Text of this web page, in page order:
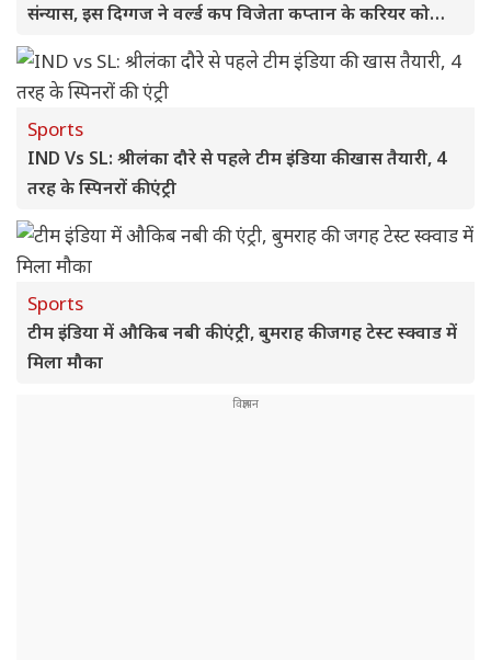
संन्यास, इस दिग्गज ने वर्ल्ड कप विजेता कप्तान के करियर को
लेकर दिया बड़ा बयान
Sports
IND Vs SL: श्रीलंका दौरे से पहले टीम इंडिया की खास तैयारी, 4
तरह के स्पिनरों की एंट्री
Sports
टीम इंडिया में औकिब नबी की एंट्री, बुमराह की जगह टेस्ट स्क्वाड में
मिला मौका